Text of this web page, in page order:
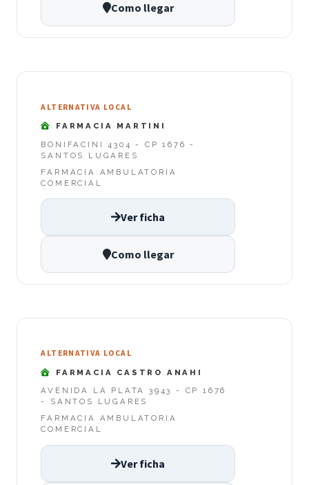
Como llegar
ALTERNATIVA LOCAL
FARMACIA MARTINI
BONIFACINI 4304 - CP 1676 -
SANTOS LUGARES
FARMACIA AMBULATORIA
COMERCIAL
Ver ficha
Como llegar
ALTERNATIVA LOCAL
FARMACIA CASTRO ANAHI
AVENIDA LA PLATA 3943 - CP 1676
- SANTOS LUGARES
FARMACIA AMBULATORIA
COMERCIAL
Ver ficha